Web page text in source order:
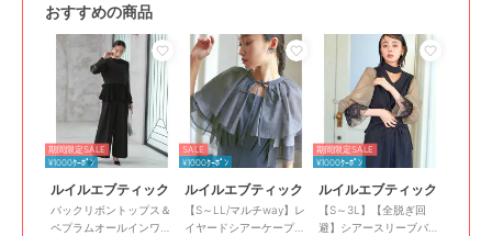
おすすめの商品
期間限定SALE
¥1000ｸｰﾎﾟﾝ
ルイルエブティック
バックリボントップス＆
ペプラムオールインワン
SALE
¥1000ｸｰﾎﾟﾝ
ルイルエブティック
【S～LL/マルチway】レ
イヤードシアーケープ＆
期間限定SALE
¥1000ｸｰﾎﾟﾝ
ルイルエブティック
【S～3L】【全脱ぎ回
避】シアースリーブバッ